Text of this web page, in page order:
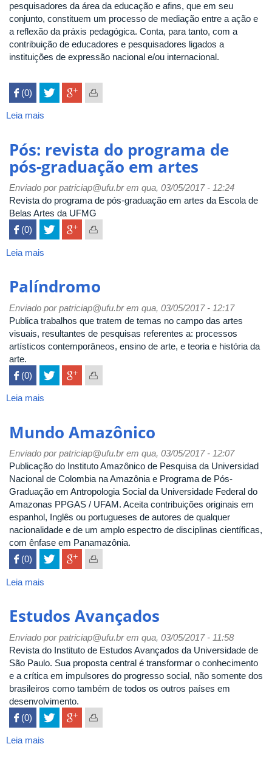
pesquisadores da área da educação e afins, que em seu
conjunto, constituem um processo de mediação entre a ação e
a reflexão da práxis pedagógica. Conta, para tanto, com a
contribuição de educadores e pesquisadores ligados a
instituições de expressão nacional e/ou internacional.
 (0)
Leia mais
Ação
Pós: revista do programa de
pós-graduação em artes
Enviado porpatriciap@ufu.brem qua, 03/05/2017 - 12:24
Revista do programa de pós-graduação em artes da Escola de
Belas Artes da UFMG
 (0)
Leia mais
revista
do
programa
de
pós-
graduação
artes
Palíndromo
Enviado porpatriciap@ufu.brem qua, 03/05/2017 - 12:17
Publica trabalhos que tratem de temas no campo das artes
visuais, resultantes de pesquisas referentes a: processos
artísticos contemporâneos, ensino de arte, e teoria e história da
arte.
 (0)
Leia mais
Mundo Amazônico
Enviado porpatriciap@ufu.brem qua, 03/05/2017 - 12:07
Publicação do Instituto Amazônico de Pesquisa da Universidad
Nacional de Colombia na Amazônia e Programa de Pós-
Graduação em Antropologia Social da Universidade Federal do
Amazonas PPGAS / UFAM. Aceita contribuições originais em
espanhol, Inglês ou portugueses de autores de qualquer
nacionalidade e de um amplo espectro de disciplinas científicas,
com ênfase em Panamazônia.
 (0)
Leia mais
Amazônico
Estudos Avançados
Enviado porpatriciap@ufu.brem qua, 03/05/2017 - 11:58
Revista do Instituto de Estudos Avançados da Universidade de
São Paulo. Sua proposta central é transformar o conhecimento
e a crítica em impulsores do progresso social, não somente dos
brasileiros como também de todos os outros países em
desenvolvimento.
 (0)
Leia mais